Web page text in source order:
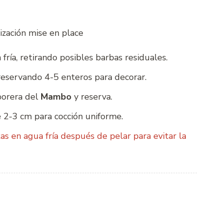
mise en place
retirando posibles barbas residuales.
4-5 enteros para decorar.
del Mambo y reserva.
3 cm para cocción uniforme.
en agua fría después de pelar para evitar la